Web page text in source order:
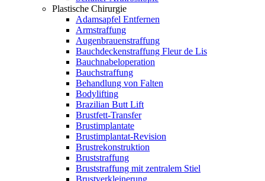
Plastische Chirurgie
Adamsapfel Entfernen
Armstraffung
Augenbrauenstraffung
Bauchdeckenstraffung Fleur de Lis
Bauchnabeloperation
Bauchstraffung
Behandlung von Falten
Bodylifting
Brazilian Butt Lift
Brustfett-Transfer
Brustimplantate
Brustimplantat-Revision
Brustrekonstruktion
Bruststraffung
Bruststraffung mit zentralem Stiel
Brustverkleinerung